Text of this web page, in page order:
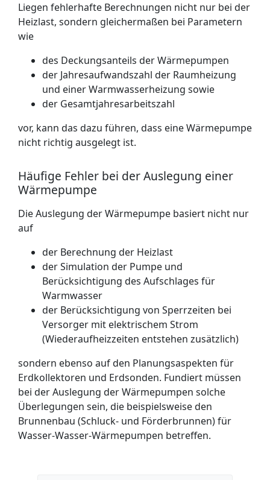
Liegen fehlerhafte Berechnungen nicht nur bei der
Heizlast, sondern gleichermaßen bei Parametern
wie
des Deckungsanteils der Wärmepumpen
der Jahresaufwandszahl der Raumheizung
und einer Warmwasserheizung sowie
der Gesamtjahresarbeitszahl
vor, kann das dazu führen, dass eine Wärmepumpe
nicht richtig ausgelegt ist.
Häufige Fehler bei der Auslegung einer
Wärmepumpe
Die Auslegung der Wärmepumpe basiert nicht nur
auf
der Berechnung der Heizlast
der Simulation der Pumpe und
Berücksichtigung des Aufschlages für
Warmwasser
der Berücksichtigung von Sperrzeiten bei
Versorger mit elektrischem Strom
(Wiederaufheizzeiten entstehen zusätzlich)
sondern ebenso auf den Planungsaspekten für
Erdkollektoren und Erdsonden. Fundiert müssen
bei der Auslegung der Wärmepumpen solche
Überlegungen sein, die beispielsweise den
Brunnenbau (Schluck- und Förderbrunnen) für
Wasser-Wasser-Wärmepumpen betreffen.